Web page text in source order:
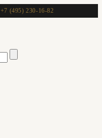
+7 (495) 230-16-82